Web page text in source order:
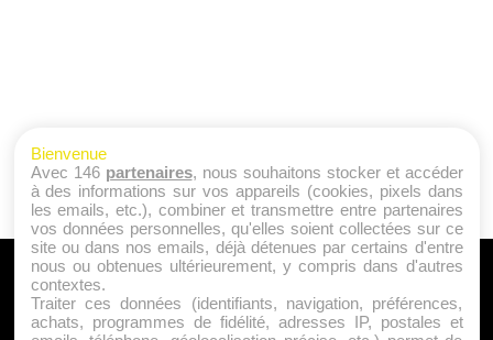
A PROPOS
Qui sommes nous ?
Bienvenue
Avec 146 partenaires, nous souhaitons stocker et accéder
à des informations sur vos appareils (cookies, pixels dans
les emails, etc.), combiner et transmettre entre partenaires
vos données personnelles, qu'elles soient collectées sur ce
site ou dans nos emails, déjà détenues par certains d'entre
nous ou obtenues ultérieurement, y compris dans d'autres
contextes.
Traiter ces données (identifiants, navigation, préférences,
achats, programmes de fidélité, adresses IP, postales et